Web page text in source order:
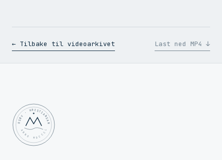
← Tilbake til videoarkivet Last ned MP4 ↓
MOSBY · KRISTIANSAND
✦ ANNO MDCCCL ✦